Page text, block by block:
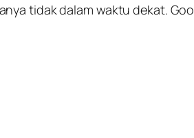
tidak dalam waktu dekat.